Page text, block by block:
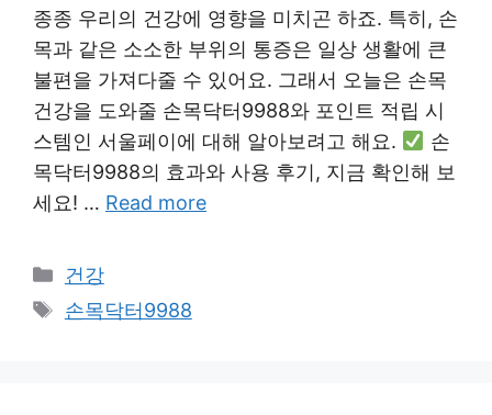
종종 우리의 건강에 영향을 미치곤 하죠. 특히, 손
목과 같은 소소한 부위의 통증은 일상 생활에 큰
불편을 가져다줄 수 있어요. 그래서 오늘은 손목
건강을 도와줄 손목닥터9988와 포인트 적립 시
스템인 서울페이에 대해 알아보려고 해요.
손
목닥터9988의 효과와 사용 후기, 지금 확인해 보
세요! … Read more
Categories
건강
Tags
손목닥터9988